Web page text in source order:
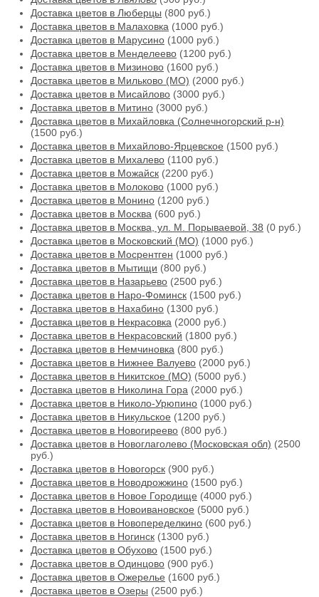
Доставка цветов в Люберцы (800 руб.)
Доставка цветов в Малаховка (1000 руб.)
Доставка цветов в Марусино (1000 руб.)
Доставка цветов в Менделеево (1200 руб.)
Доставка цветов в Мизиново (1600 руб.)
Доставка цветов в Мильково (МО) (2000 руб.)
Доставка цветов в Мисайлово (3000 руб.)
Доставка цветов в Митино (3000 руб.)
Доставка цветов в Михайловка (Солнечногорский р-н)
(1500 руб.)
Доставка цветов в Михайлово-Ярцевское (1500 руб.)
Доставка цветов в Михалево (1100 руб.)
Доставка цветов в Можайск (2200 руб.)
Доставка цветов в Молоково (1000 руб.)
Доставка цветов в Монино (1200 руб.)
Доставка цветов в Москва (600 руб.)
Доставка цветов в Москва, ул. М. Порываевой, 38 (0 руб.)
Доставка цветов в Московский (МО) (1000 руб.)
Доставка цветов в Мосрентген (1000 руб.)
Доставка цветов в Мытищи (800 руб.)
Доставка цветов в Назарьево (2500 руб.)
Доставка цветов в Наро-Фоминск (1500 руб.)
Доставка цветов в Нахабино (1300 руб.)
Доставка цветов в Некрасовка (2000 руб.)
Доставка цветов в Некрасовский (1800 руб.)
Доставка цветов в Немчиновка (800 руб.)
Доставка цветов в Нижнее Валуево (2000 руб.)
Доставка цветов в Никитское (МО) (5000 руб.)
Доставка цветов в Николина Гора (2000 руб.)
Доставка цветов в Николо-Урюпино (1000 руб.)
Доставка цветов в Никульское (1200 руб.)
Доставка цветов в Новогиреево (800 руб.)
Доставка цветов в Новоглаголево (Московская обл) (2500
руб.)
Доставка цветов в Новогорск (900 руб.)
Доставка цветов в Новодрожжино (1500 руб.)
Доставка цветов в Новое Городище (4000 руб.)
Доставка цветов в Новоивановское (5000 руб.)
Доставка цветов в Новопеределкино (600 руб.)
Доставка цветов в Ногинск (1300 руб.)
Доставка цветов в Обухово (1500 руб.)
Доставка цветов в Одинцово (900 руб.)
Доставка цветов в Ожерелье (1600 руб.)
Доставка цветов в Озеры (2500 руб.)